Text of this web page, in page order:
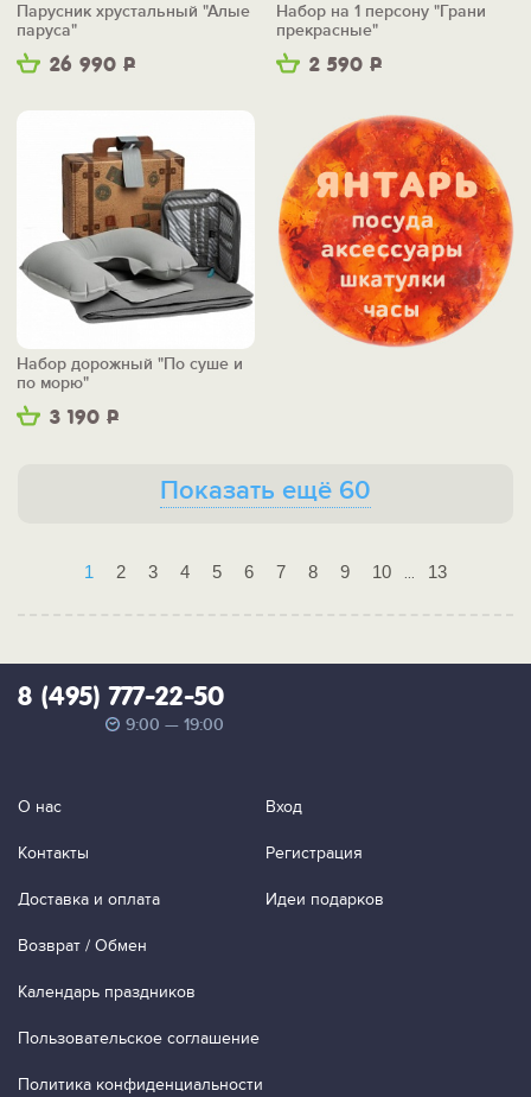
26 990 Р
Парусник хрустальный "Алые
паруса"
2 590 Р
Набор на 1 персону "Грани
прекрасные"
3 190 Р
Набор дорожный "По суше и
по морю"
Показать ещё 60
1 2 3 4 5 6 7 8 9 10 ... 13
8 (495) 777-22-50
9:00 — 19:00
О нас
Контакты
Доставка и оплата
Возврат / Обмен
Календарь праздников
Пользовательское соглашение
Политика конфиденциальности
Вход
Регистрация
Идеи подарков